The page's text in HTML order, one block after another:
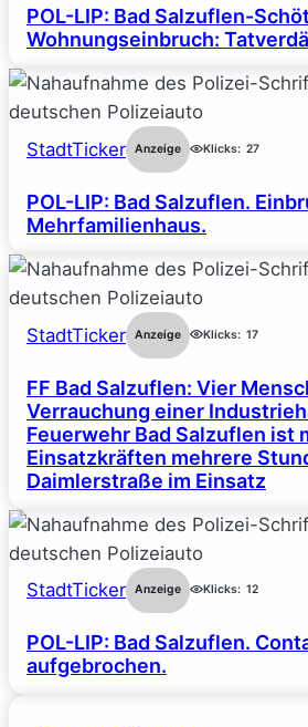
POL-LIP: Bad Salzuflen-
Wohnungseinbruch:
StadtTicker Anzeige Klicks: 27
POL-LIP: Bad Salzuflen.
Mehrfamilienhaus.
StadtTicker Anzeige Klicks: 17
FF Bad Salzuflen: Vier
Verrauchung einer
Feuerwehr Bad Salzuflen ist
Einsatzkräften mehrere
Daimlerstraße im Einsatz
StadtTicker Anzeige Klicks: 12
POL-LIP: Bad Salzuflen.
aufgebrochen.